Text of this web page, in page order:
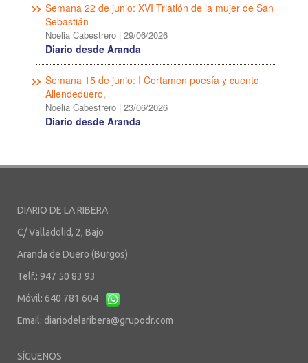
Semana 22 de junio: XVI Triatlón de la mujer de San
Sebastián
Noelia Cabestrero | 29/06/2026
Diario desde Aranda
Semana 15 de junio: I Certamen poesía y cuento
Allendeduero,
Noelia Cabestrero | 23/06/2026
Diario desde Aranda
DIARIO DE LA RIBERA
C/ Valladolid, 2, Bajo
Aranda de Duero (Burgos)
Telf.: 947 50 83 93
Móvil: 640 781 604
Email: diariodelaribera@grupodr.com
SÍGUENOS